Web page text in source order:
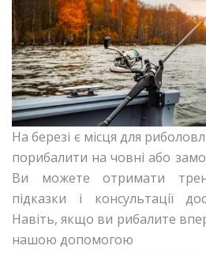
На березі є місця для
порибалити на човні або
Ви можете отримати
підказки і консультації
Навіть, якщо ви рибалите
нашою допомогою